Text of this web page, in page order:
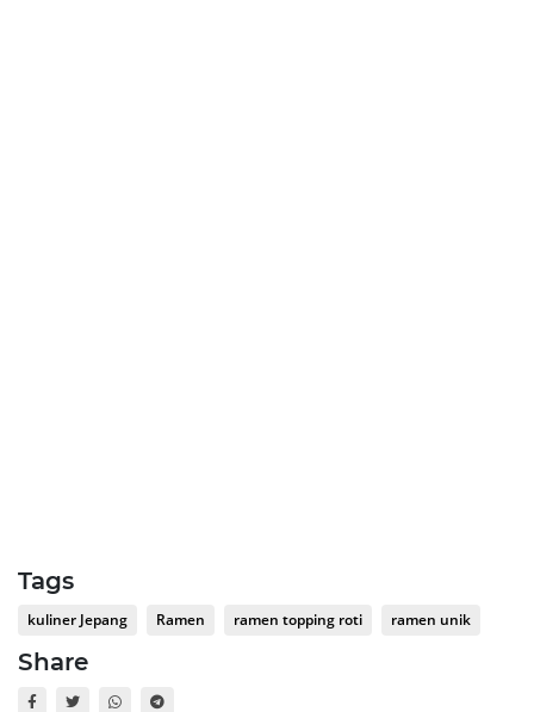
Tags
kuliner Jepang Ramen ramen topping roti ramen unik
Share